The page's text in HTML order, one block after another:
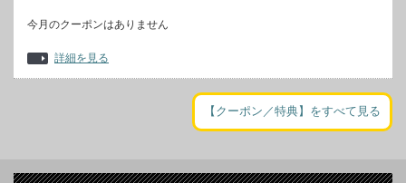
今月のクーポンはありません
詳細を見る
【クーポン／特典】をすべて見る